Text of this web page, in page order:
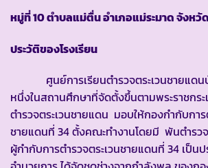
หมู่ที่ 10 ตำบลแม่ตื่น อำเภอแม่ระมาด จังหวั
ประวัติของโรงเรียน
ศูนย์การเรียนตำรวจตระเวนชายแดนบ้
หนึ่งในสถานศึกษาที่จัดตั้งขึ้นตามพระราชกร
ตำรวจตระเวนชายแดน มอบให้กองกำกับการ
ชายแดนที่ 34 ตั้งคณะทำงานโดยมี พันตำรว
ผู้กำกับการตำรวจตระเวนชายแดนที่ 34 เป็น